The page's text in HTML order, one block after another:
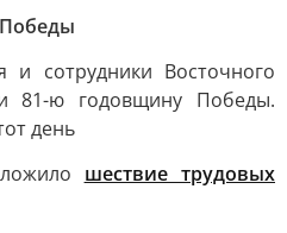
сотрудники Восточного
81-ю годовщину Победы.
день
шествие трудовых